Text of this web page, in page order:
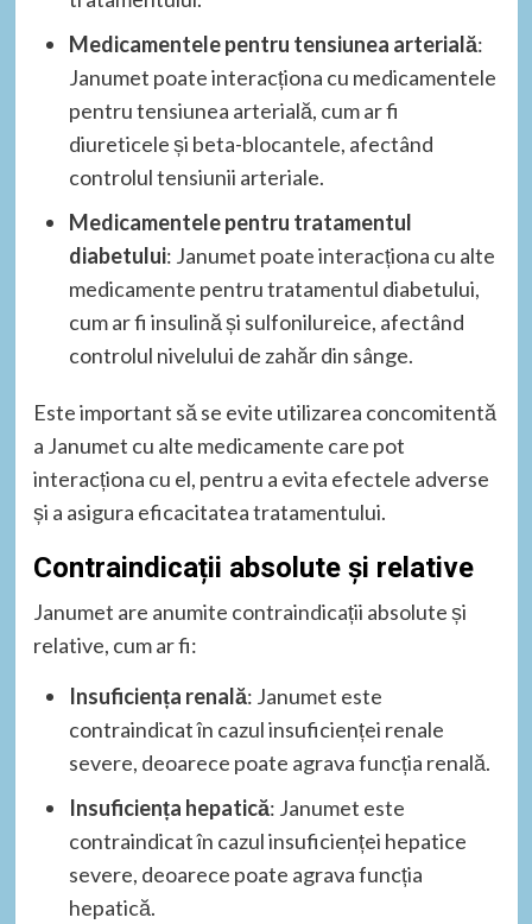
Medicamentele pentru tensiunea arterială:
Janumet poate interacționa cu medicamentele
pentru tensiunea arterială, cum ar fi
diureticele și beta-blocantele, afectând
controlul tensiunii arteriale.
Medicamentele pentru tratamentul
diabetului: Janumet poate interacționa cu alte
medicamente pentru tratamentul diabetului,
cum ar fi insulină și sulfonilureice, afectând
controlul nivelului de zahăr din sânge.
Este important să se evite utilizarea concomitentă
a Janumet cu alte medicamente care pot
interacționa cu el, pentru a evita efectele adverse
și a asigura eficacitatea tratamentului.
Contraindicații absolute și relative
Janumet are anumite contraindicații absolute și
relative, cum ar fi:
Insuficiența renală: Janumet este
contraindicat în cazul insuficienței renale
severe, deoarece poate agrava funcția renală.
Insuficiența hepatică: Janumet este
contraindicat în cazul insuficienței hepatice
severe, deoarece poate agrava funcția
hepatică.